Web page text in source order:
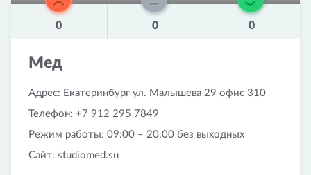
0 0 0
Мед
Адрес: Екатеринбург ул. Малышева 29 офис 310
Телефон: +7 912 295 7849
Режим работы: 09:00 – 20:00 без выходных
Сайт: studiomed.su